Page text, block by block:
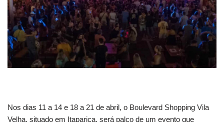
Nos dias 11 a 14 e 18 a 21 de abril, o Boulevard Shopping Vila
Velha, situado em Itaparica, será palco de um evento que